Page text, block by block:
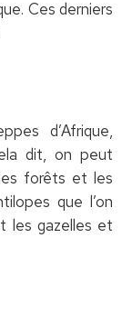
Ces derniers
d’Afrique,
dit, on peut
forêts et les
que l’on
les gazelles et